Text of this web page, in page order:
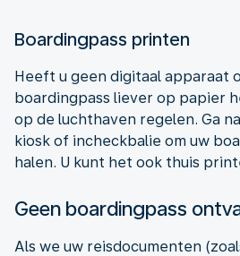
Boardingpass printen
Heeft u geen digitaal apparaat
boardingpass liever op papier
op de luchthaven regelen. Ga
kiosk of incheckbalie om uw
halen. U kunt het ook thuis
Geen boardingpass
Als we uw reisdocumenten